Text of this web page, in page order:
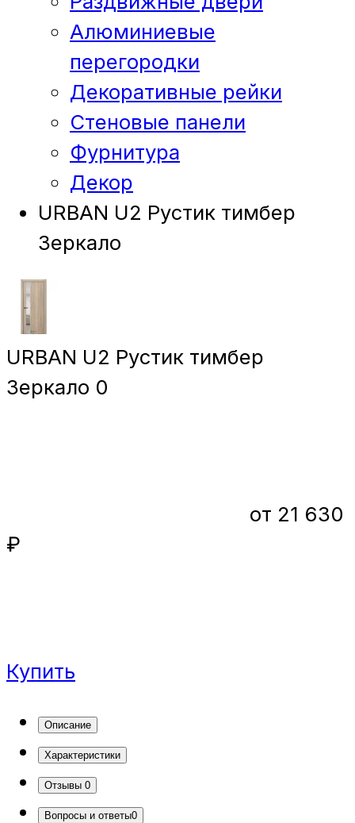
Алюминиевые
перегородки
Декоративные рейки
Стеновые панели
Фурнитура
Декор
URBAN U2 Рустик тимбер
Зеркало
URBAN U2 Рустик тимбер
Зеркало 0
от 21 630
₽
Купить
Описание
Характеристики
Отзывы 0
Вопросы и ответы0